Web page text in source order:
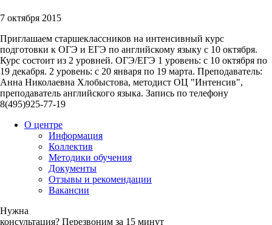
7 октября 2015
Приглашаем старшеклассников на интенсивный курс
подготовки к ОГЭ и ЕГЭ по английскому языку с 10 октября.
Курс состоит из 2 уровней. ОГЭ/ЕГЭ 1 уровень: с 10 октября по
19 декабря. 2 уровень: с 20 января по 19 марта. Преподаватель:
Анна Николаевна Хлобыстова, методист ОЦ "Интенсив",
преподаватель английского языка. Запись по телефону
8(495)925-77-19
О центре
Информация
Коллектив
Методики обучения
Документы
Отзывы и рекомендации
Вакансии
Нужна
консультация? Перезвоним за 15 минут